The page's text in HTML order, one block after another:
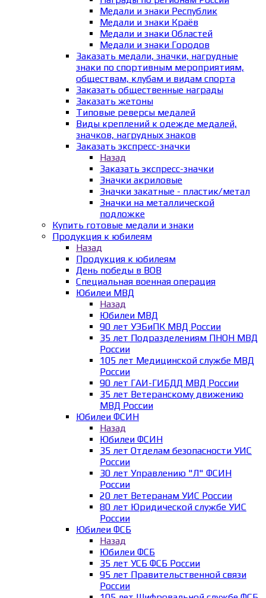
Медали и знаки Республик
Медали и знаки Краёв
Медали и знаки Областей
Медали и знаки Городов
Заказать медали, значки, нагрудные
знаки по спортивным мероприятиям,
обществам, клубам и видам спорта
Заказать общественные награды
Заказать жетоны
Типовые реверсы медалей
Виды креплений к одежде медалей,
значков, нагрудных знаков
Заказать экспресс-значки
Назад
Заказать экспресс-значки
Значки акриловые
Значки закатные - пластик/метал
Значки на металлической
подложке
Купить готовые медали и знаки
Продукция к юбилеям
Назад
Продукция к юбилеям
День победы в ВОВ
Специальная военная операция
Юбилеи МВД
Назад
Юбилеи МВД
90 лет УЭБиПК МВД России
35 лет Подразделениям ПНОН МВД
России
105 лет Медицинской службе МВД
России
90 лет ГАИ-ГИБДД МВД России
35 лет Ветеранскому движению
МВД России
Юбилеи ФСИН
Назад
Юбилеи ФСИН
35 лет Отделам безопасности УИС
России
30 лет Управлению "Л" ФСИН
России
20 лет Ветеранам УИС России
80 лет Юридической службе УИС
России
Юбилеи ФСБ
Назад
Юбилеи ФСБ
35 лет УСБ ФСБ России
95 лет Правительственной связи
России